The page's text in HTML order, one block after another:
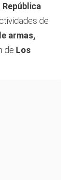
de
armas,
de Los